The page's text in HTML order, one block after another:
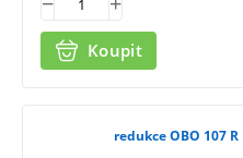
Koupit